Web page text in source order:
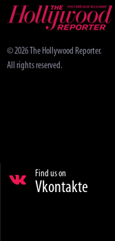
© 2026 The Hollywood Reporter.
All rights reserved.
Find us on
Vkontakte